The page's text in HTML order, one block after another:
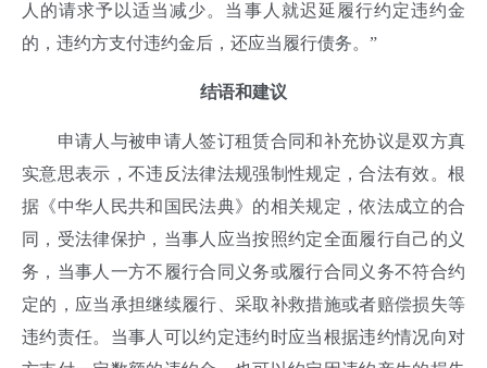
人的请求予以适当减少。当事人就迟延履行约定违约金
的，违约方支付违约金后，还应当履行债务。”
结语和建议
申请人与被申请人签订租赁合同和补充协议是双方真
实意思表示，不违反法律法规强制性规定，合法有效。根
据《中华人民共和国民法典》 的相关规定，依法成立的合
同，受法律保护，当事人应当按照约定全面履行自己的义
务，当事人一方不履行合同义务或履行合同义务不符合约
定的，应当承担继续履行、采取补救措施或者赔偿损失等
违约责任。当事人可以约定违约时应当根据违约情况向对